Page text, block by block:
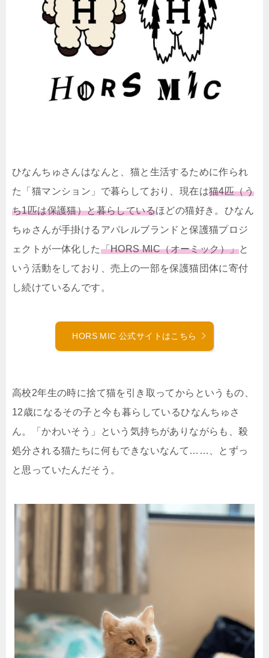
ひなんちゅさんはなんと、猫と生活するために作られ
た「猫マンション」で暮らしており、現在は猫4匹（う
ち1匹は保護猫）と暮らしているほどの猫好き。ひなん
ちゅさんが手掛けるアパレルブランドと保護猫プロジ
ェクトが一体化した「HORS MIC（オーミック）」と
いう活動をしており、売上の一部を保護猫団体に寄付
し続けているんです。
HORS MIC 公式サイトはこちら
高校2年生の時に捨て猫を引き取ってからというもの、
12歳になるその子と今も暮らしているひなんちゅさ
ん。「かわいそう」という気持ちがありながらも、殺
処分される猫たちに何もできないなんて……、とずっ
と思っていたんだそう。